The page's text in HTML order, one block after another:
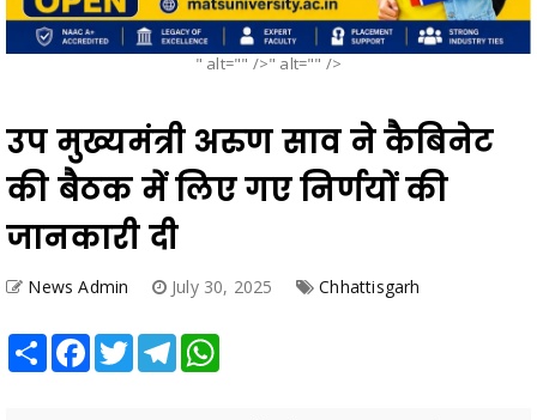
" alt="" />" alt="" />
उप मुख्यमंत्री अरुण साव ने कैबिनेट
की बैठक में लिए गए निर्णयों की
जानकारी दी
News Admin July 30, 2025 Chhattisgarh
Share Facebook
TwitterTelegram